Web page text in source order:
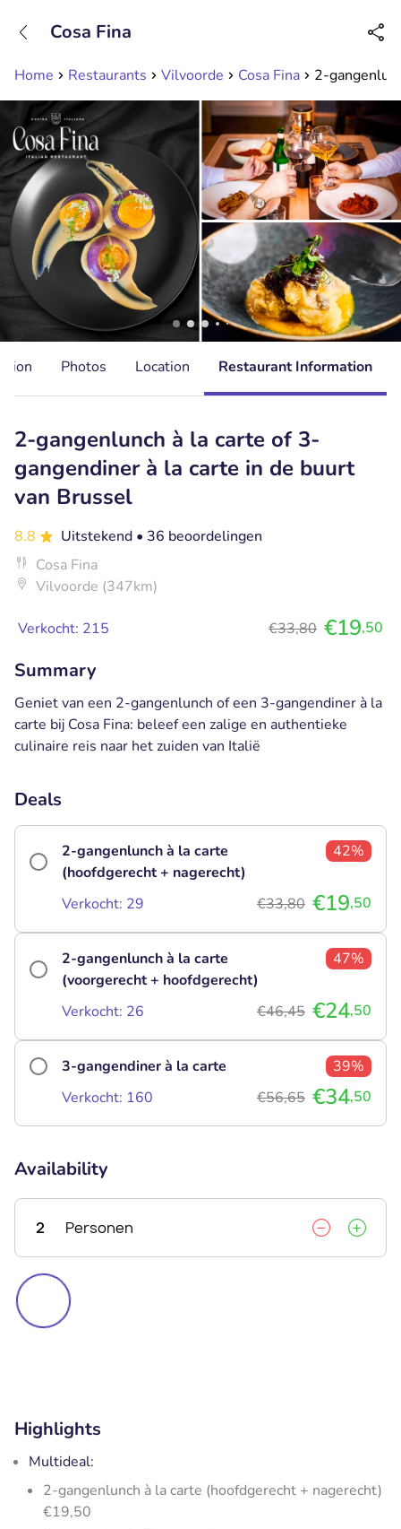
Available until 23:00
Home Restaurants Vilvoorde Cosa Fina 2-
Cosa Fina
Photos Location Restaurant Information
2-gangenlunch à la carte of 3-
gangendiner à la carte in de buurt
van Brussel
8.8 Uitstekend • 36 beoordelingen
Cosa Fina
Vilvoorde (347km)
Verkocht: 215 €33,80 €19,50
Summary
Geniet van een 2-gangenlunch of een 3-gangendiner à la
carte bij Cosa Fina: beleef een zalige en authentieke
culinaire reis naar het zuiden van Italië
Deals
2-gangenlunch à la carte
(hoofdgerecht + nagerecht)
42%
Verkocht: 29 €33,80 €19,50
2-gangenlunch à la carte
(voorgerecht + hoofdgerecht)
47%
Verkocht: 26 €46,45 €24,50
3-gangendiner à la carte
39%
Verkocht: 160
€56,65 €34,50
Availability
2 Personen
Highlights
Multideal:
2-gangenlunch à la carte (hoofdgerecht + nagerecht)
€19,50